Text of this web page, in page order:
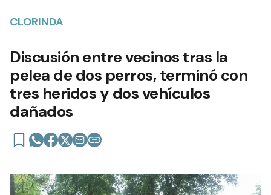
CLORINDA
Discusión entre vecinos tras la
pelea de dos perros, terminó con
tres heridos y dos vehículos
dañados